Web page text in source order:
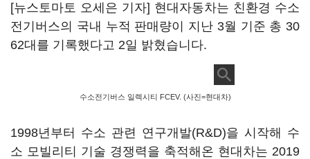
[뉴스토마토 오세은 기자] 현대자동차는 친환경 수소
전기버스의 국내 누적 판매량이 지난 3월 기준 총 30
62대를 기록했다고 2일 밝혔습니다.
수소전기버스 일렉시티 FCEV. (사진=현대차)
1998년부터 수소 관련 연구개발(R&D)을 시작해 수
소 모빌리티 기술 경쟁력을 축적해온 현대차는 2019